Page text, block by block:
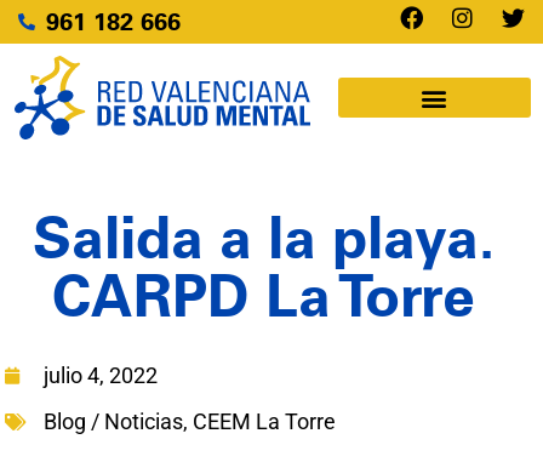
961 182 666
Salida a la playa.
CARPD La Torre
julio 4, 2022
Blog / Noticias, CEEM La Torre